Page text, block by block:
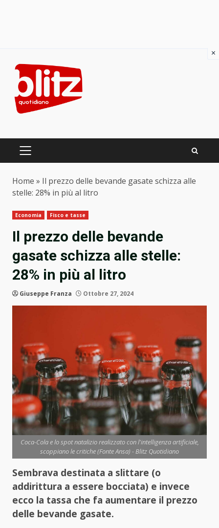
content
PRIMARY
Home » Il prezzo delle bevande gasate schizza alle
stelle: 28% in più al litro
Economia Fisco e tasse
Il prezzo delle bevande
gasate schizza alle stelle:
28% in più al litro
Giuseppe Franza Ottobre 27, 2024
Coca-Cola e lo spot natalizio realizzato con l'intelligenza artificiale,
scoppiano le critiche (Fonte Ansa) - Blitz Quotidiano
Sembrava destinata a slittare (o
addirittura a essere bocciata) e invece
ecco la tassa che fa aumentare il prezzo
delle bevande gasate.
×